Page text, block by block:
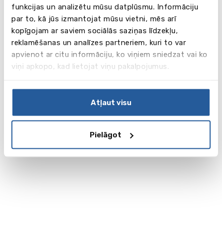
funkcijas un analizētu mūsu datplūsmu. Informāciju
par to, kā jūs izmantojat mūsu vietni, mēs arī
kopīgojam ar saviem sociālās saziņas līdzekļu,
reklamēšanas un analīzes partneriem, kuri to var
apvienot ar citu informāciju, ko viņiem sniedzat vai ko
viņi apkopo, kad lietojat viņu pakalpojumus.
Atļaut visu
Pielāgot